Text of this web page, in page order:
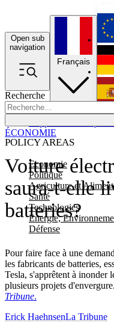
Open sub
navigation
Recherche
POLICY AREAS
Economie
Politique
Agriculture et
Santé
Technologies
Energie,
Défense
Français
Voiture
saura-t-elle
batteries?
Pour faire face à une
les fabricants de batteries,
Tesla, s'apprêtent à inonder
plusieurs projets d'envergure.
Tribune.
ÉCONOMIE
Erick HaehnsenLa Tribune